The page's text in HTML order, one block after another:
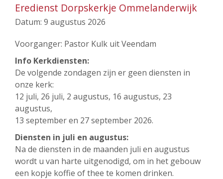
Eredienst Dorpskerkje Ommelanderwijk
Datum: 9 augustus 2026
Voorganger: Pastor Kulk uit Veendam
Info Kerkdiensten:
De volgende zondagen zijn er geen diensten in
onze kerk:
12 juli, 26 juli, 2 augustus, 16 augustus, 23
augustus,
13 september en 27 september 2026.
Diensten in juli en augustus:
Na de diensten in de maanden juli en augustus
wordt u van harte uitgenodigd, om in het gebouw
een kopje koffie of thee te komen drinken.